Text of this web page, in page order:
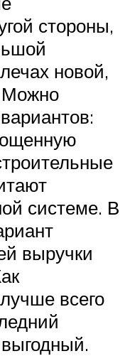
стороны,
новой,
системе. В
выручки
всего